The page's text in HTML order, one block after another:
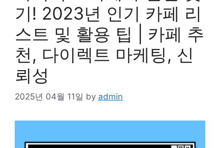
기! 2023년 인기 카페 리
스트 및 활용 팁 | 카페 추
천, 다이렉트 마케팅, 신
뢰성
2025년 04월 11일 by admin